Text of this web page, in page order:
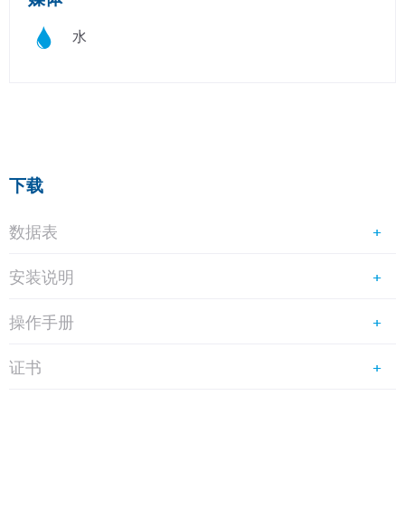
水
下载
数据表
安装说明
操作手册
证书